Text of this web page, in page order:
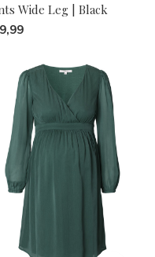
Wide Leg | Black